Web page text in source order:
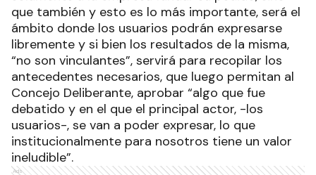
que también y esto es lo más importante, será el
ámbito donde los usuarios podrán expresarse
libremente y si bien los resultados de la misma,
“no son vinculantes”, servirá para recopilar los
antecedentes necesarios, que luego permitan al
Concejo Deliberante, aprobar “algo que fue
debatido y en el que el principal actor, -los
usuarios-, se van a poder expresar, lo que
institucionalmente para nosotros tiene un valor
ineludible”.
Ads